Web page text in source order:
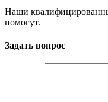
Наши
помогут.
Задать вопрос